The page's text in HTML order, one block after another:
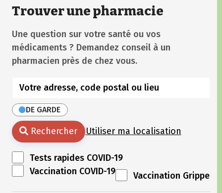
Trouver une pharmacie
Une question sur votre santé ou vos
médicaments ? Demandez conseil à un
pharmacien près de chez vous.
DE GARDE
Rechercher Utiliser ma localisation
Tests rapides COVID-19
Vaccination COVID-19
Vaccination Grippe